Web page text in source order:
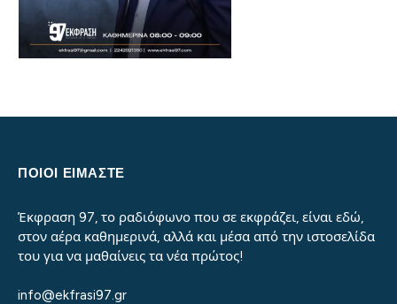
ΠΟΙΟΙ ΕΙΜΑΣΤΕ
Έκφραση 97, το ραδιόφωνο που σε εκφράζει, είναι εδώ,
στον αέρα καθημερινά, αλλά και μέσα από την ιστοσελίδα
του για να μαθαίνεις τα νέα πρώτος!
info@ekfrasi97.gr